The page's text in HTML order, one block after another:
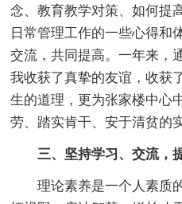
念、教育教学对策、如何提
日常管理工作的一些心得和
交流，共同提高。一年来，
我收获了真挚的友谊，收获
生的道理，更为张家楼中心
劳、踏实肯干、安于清贫的
三、坚持学习、交流，
理论素养是一个人素质